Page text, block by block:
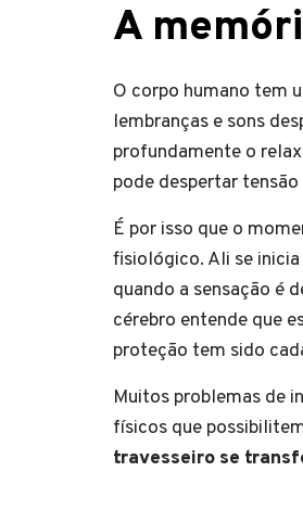
A
O corpo humano tem
lembranças e sons
profundamente o
pode despertar
É por isso que o
fisiológico. Ali se
quando a sensação é
cérebro entende que
proteção tem sido
Muitos problemas de
físicos que
travesseiro se